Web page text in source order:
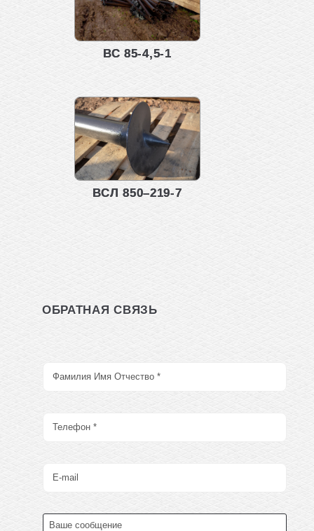
ВС 85-4,5-1
ВСЛ 850–219-7
ОБРАТНАЯ СВЯЗЬ